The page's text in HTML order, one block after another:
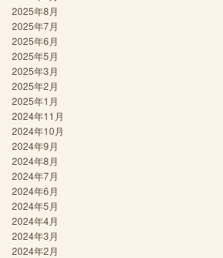
2025年8月
2025年7月
2025年6月
2025年5月
2025年3月
2025年2月
2025年1月
2024年11月
2024年10月
2024年9月
2024年8月
2024年7月
2024年6月
2024年5月
2024年4月
2024年3月
2024年2月